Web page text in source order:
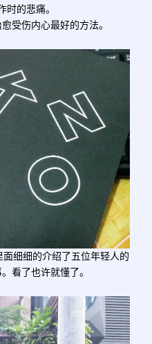
时的悲痛。
受伤内心最好的方法。
细细的介绍了五位年轻人的
看了也许就懂了。